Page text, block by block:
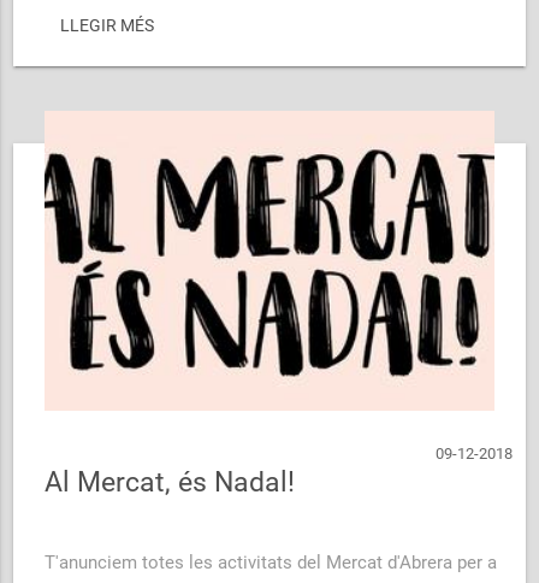
Dins de la programació de Nadal del ...
LLEGIR MÉS
09-12-2018
Al Mercat, és Nadal!
T'anunciem totes les activitats del Mercat d'Abrera per a